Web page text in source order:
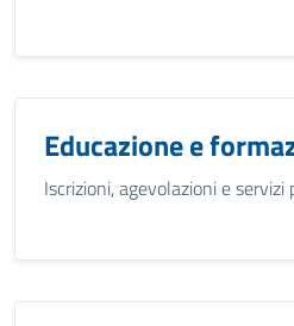
Educazione e
Iscrizioni, agevolazioni e servizi